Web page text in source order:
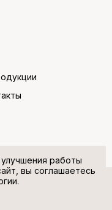
работы
вы соглашаетесь